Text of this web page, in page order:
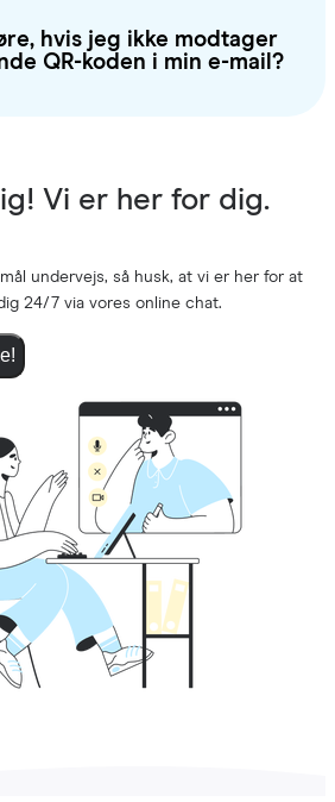
hvis jeg ikke modtager
QR-koden i min e-mail?
Vi er her for dig.
undervejs, så husk, at vi er her for at
24/7 via vores online chat.